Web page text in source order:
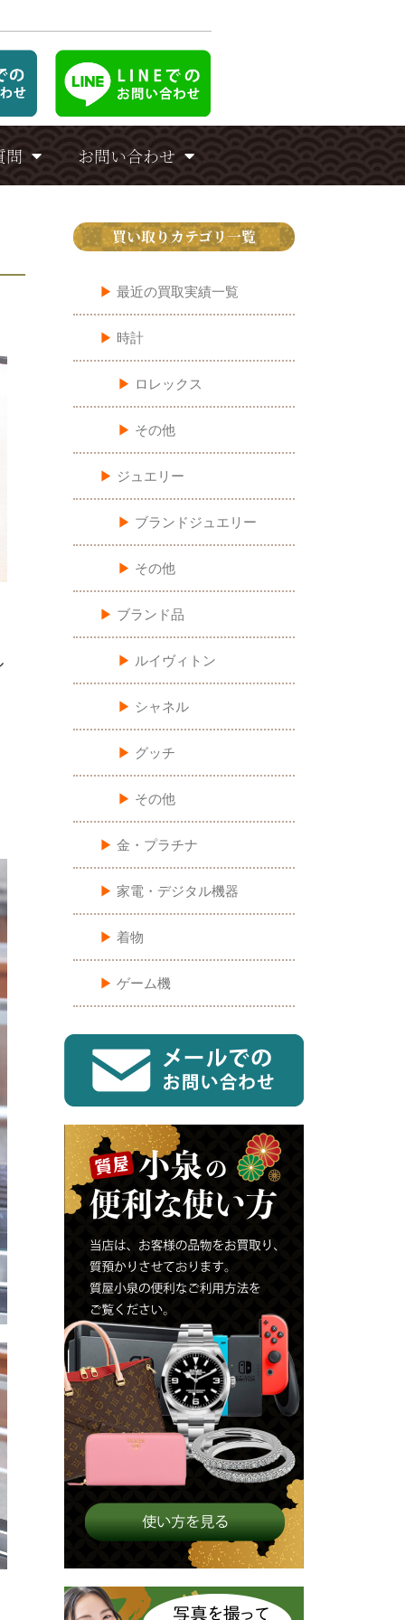
問 お問い合わせ
買い取りカテゴリ一覧
▶︎ 最近の買取実績一覧
▶︎ 時計
▶︎ ロレックス
▶︎ その他
▶︎ ジュエリー
▶︎ ブランドジュエリー
▶︎ その他
▶︎ ブランド品
▶︎ ルイヴィトン
▶︎ シャネル
▶︎ グッチ
▶︎ その他
▶︎ 金・プラチナ
▶︎ 家電・デジタル機器
▶︎ 着物
▶︎ ゲーム機